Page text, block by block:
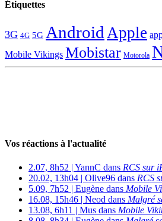
Étiquettes
3G 4G 5G Android Apple
Mobile Vikings Mobistar Motorola
Vos réactions à l'actualité
2.07, 8h52 | YannC dans RCS sur
20.02, 13h04 | Olive96 dans RCS
5.09, 7h52 | Eugène dans Mobile
16.08, 15h46 | Neod dans Malgré
13.08, 6h11 | Mus dans Mobile